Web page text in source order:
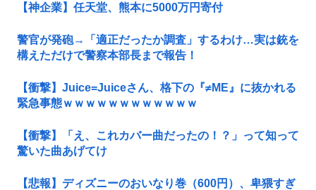
【神企業】任天堂、熊本に5000万円寄付
警官が発砲→「適正だったか調査」するわけ…実は銃を
構えただけで警察本部長まで報告！
【衝撃】Juice=Juiceさん、格下の『≠ME』に抜かれる
緊急事態ｗｗｗｗｗｗｗｗｗｗｗｗ
【衝撃】「え、これカバー曲だったの！？」って知って
驚いた曲あげてけ
【悲報】ディズニーのおいなり巻（600円）、卑猥すぎ